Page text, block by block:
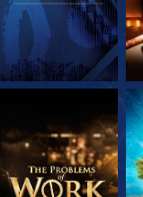
בדוק את הסדרה